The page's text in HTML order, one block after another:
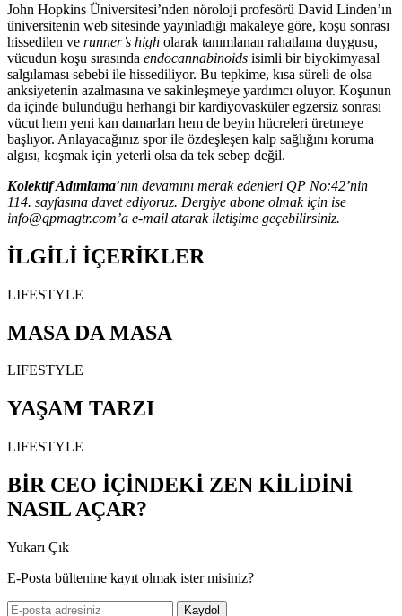
John Hopkins Üniversitesi’nden nöroloji profesörü David Linden’ın
üniversitenin web sitesinde yayınladığı makaleye göre, koşu sonrası
hissedilen ve runner’s high olarak tanımlanan rahatlama duygusu,
vücudun koşu sırasında endocannabinoids isimli bir biyokimyasal
salgılaması sebebi ile hissediliyor. Bu tepkime, kısa süreli de olsa
anksiyetenin azalmasına ve sakinleşmeye yardımcı oluyor. Koşunun
da içinde bulunduğu herhangi bir kardiyovasküler egzersiz sonrası
vücut hem yeni kan damarları hem de beyin hücreleri üretmeye
başlıyor. Anlayacağınız spor ile özdeşleşen kalp sağlığını koruma
algısı, koşmak için yeterli olsa da tek sebep değil.
Kolektif Adımlama’nın devamını merak edenleri QP No:42’nin
114. sayfasına davet ediyoruz. Dergiye abone olmak için ise
info@qpmagtr.com’a e-mail atarak iletişime geçebilirsiniz.
İLGİLİ İÇERİKLER
LIFESTYLE
MASA DA MASA
LIFESTYLE
YAŞAM TARZI
LIFESTYLE
BİR CEO İÇİNDEKİ ZEN KİLİDİNİ
NASIL AÇAR?
Yukarı Çık
E-Posta bültenine kayıt olmak ister misiniz?